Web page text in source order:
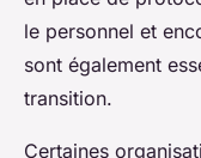
le personnel et
sont également
transition.
Certaines